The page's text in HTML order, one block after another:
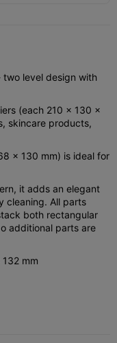
two level design with
(each 210 × 130 ×
skincare products,
× 130 mm) is ideal for
it adds an elegant
cleaning. All parts
both rectangular
additional parts are
mm